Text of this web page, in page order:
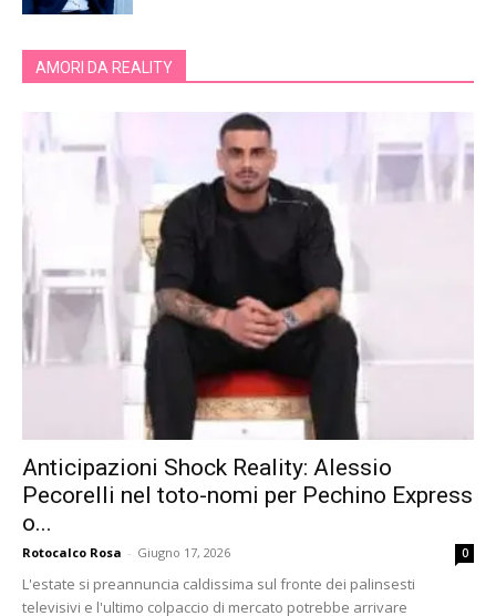
AMORI DA REALITY
Anticipazioni Shock Reality: Alessio
Pecorelli nel toto-nomi per Pechino Express
o...
Rotocalco Rosa - Giugno 17, 2026 0
L'estate si preannuncia caldissima sul fronte dei palinsesti
televisivi e l'ultimo colpaccio di mercato potrebbe arrivare